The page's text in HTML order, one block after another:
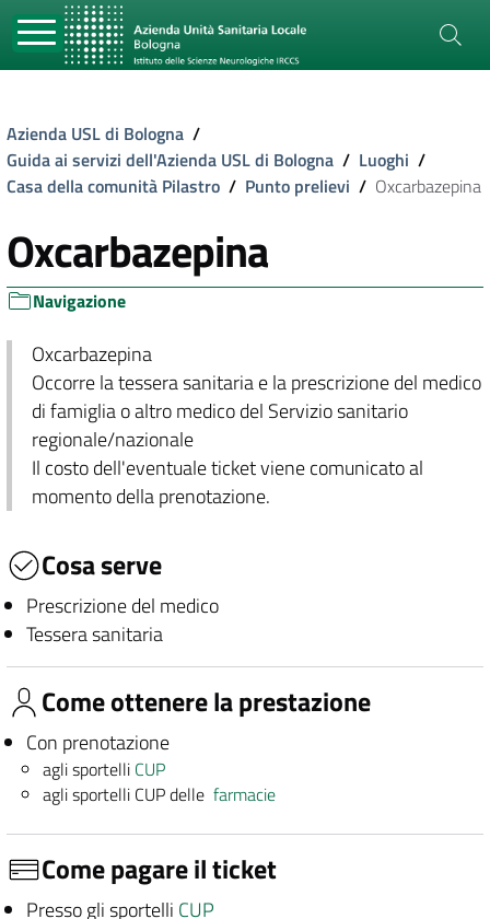
Azienda USL di Bologna /
Guida ai servizi dell'Azienda USL di Bologna / Luoghi /
Casa della comunità Pilastro / Punto prelievi / Oxcarbazepina
Oxcarbazepina
Navigazione
Oxcarbazepina
Occorre la tessera sanitaria e la prescrizione del medico
di famiglia o altro medico del Servizio sanitario
regionale/nazionale
Il costo dell'eventuale ticket viene comunicato al
momento della prenotazione.
Cosa serve
Prescrizione del medico
Tessera sanitaria
Come ottenere la prestazione
Con prenotazione
agli sportelli CUP
agli sportelli CUP dellefarmacie
Come pagare il ticket
Presso gli sportelli CUP